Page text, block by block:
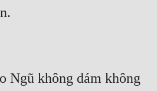
Ngũ không dám không